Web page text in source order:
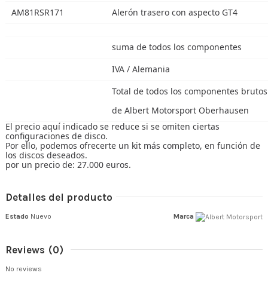
AM81RSR171 Alerón trasero con aspecto GT4
suma de todos los componentes
IVA / Alemania
Total de todos los componentes
de Albert Motorsport Oberhausen
El precio aquí indicado se reduce si se omiten ciertas
configuraciones de disco.
Por ello, podemos ofrecerte un kit más completo, en función de
los discos deseados.
por un precio de: 27.000 euros.
Detalles del producto
Marca
Estado Nuevo
Reviews (0)
No reviews